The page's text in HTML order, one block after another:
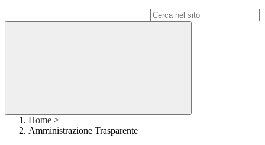
Home >
Amministrazione Trasparente